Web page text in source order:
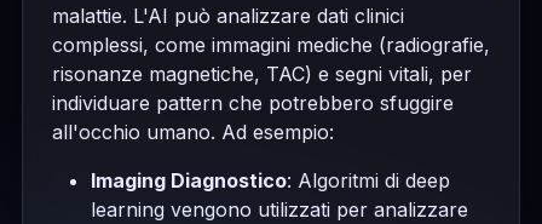
malattie. L'AI può analizzare dati clinici
complessi, come immagini mediche (radiografie,
risonanze magnetiche, TAC) e segni vitali, per
individuare pattern che potrebbero sfuggire
all'occhio umano. Ad esempio:
Imaging Diagnostico: Algoritmi di deep
learning vengono utilizzati per analizzare